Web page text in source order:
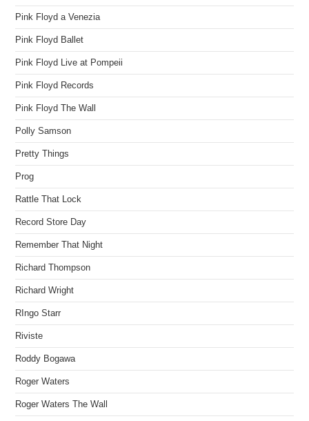
Pink Floyd a Venezia
Pink Floyd Ballet
Pink Floyd Live at Pompeii
Pink Floyd Records
Pink Floyd The Wall
Polly Samson
Pretty Things
Prog
Rattle That Lock
Record Store Day
Remember That Night
Richard Thompson
Richard Wright
RIngo Starr
Riviste
Roddy Bogawa
Roger Waters
Roger Waters The Wall